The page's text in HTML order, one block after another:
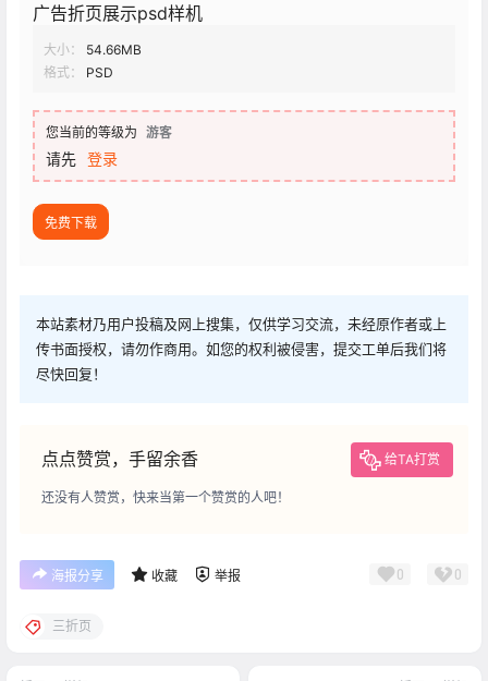
广告折页展示psd样机
大小：
54.66MB
格式：
PSD
您当前的等级为 游客
请先 登录
免费下载
本站素材乃用户投稿及网上搜集，仅供学习交流，未经原作者或上
传书面授权，请勿作商用。如您的权利被侵害，提交工单后我们将
尽快回复！
点点赞赏，手留余香 给TA打赏
还没有人赞赏，快来当第一个赞赏的人吧！
海报分享 收藏 举报 0 0
三折页